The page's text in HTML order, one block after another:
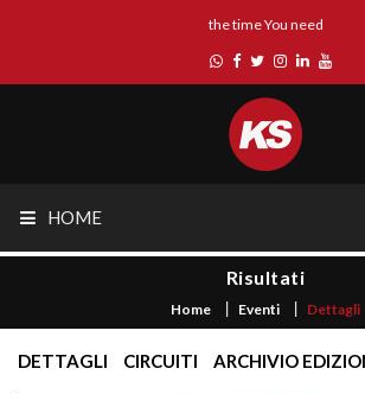
the time You need
HOME
Risultati
Home Eventi Dettagli
DETTAGLI CIRCUITI ARCHIVIO